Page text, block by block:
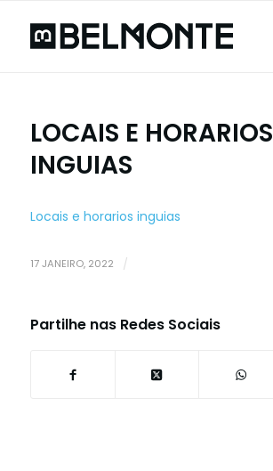
LOCAIS E HORARIOS
INGUIAS
Locais e horarios inguias
17 JANEIRO, 2022 /
Partilhe nas Redes Sociais